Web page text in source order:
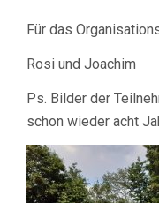
Für das
Rosi und Joachim
Ps. Bilder der
schon wieder acht